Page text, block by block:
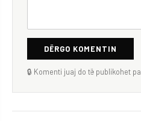
DËRGO KOMENTIN
🔒 Komenti juaj do të publikohet